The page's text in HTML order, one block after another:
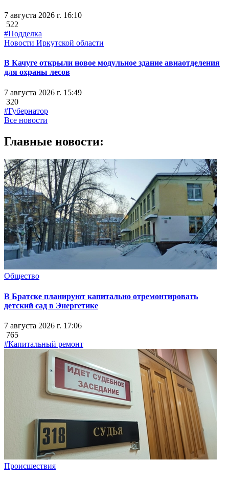
7 августа 2026 г. 16:10
522
#Подделка
Новости Иркутской области
В Качуге открыли новое модульное здание авиаотделения
для охраны лесов
7 августа 2026 г. 15:49
320
#Губернатор
Все новости
Главные новости:
Общество
В Братске планируют капитально отремонтировать
детский сад в Энергетике
7 августа 2026 г. 17:06
765
#Капитальный ремонт
Происшествия